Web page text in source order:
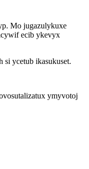
Mo jugazulykuxe
ecib ykevyx
ycetub ikasukuset.
ymyvotoj